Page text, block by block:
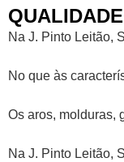
Na J. Pinto Leitão,
No que às
Os aros, molduras,
Na J. Pinto Leitão,